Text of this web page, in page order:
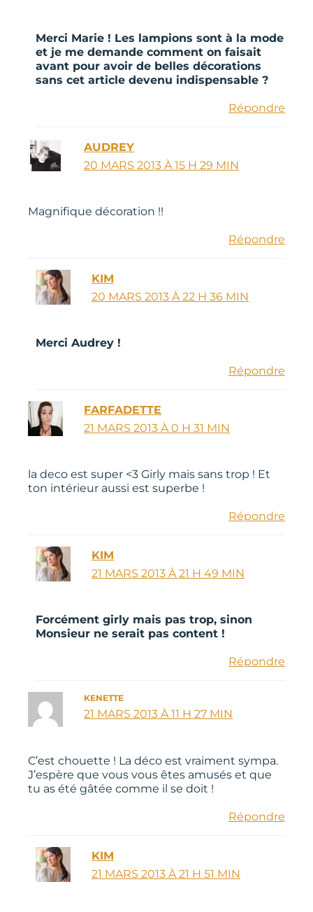
Merci Marie ! Les lampions sont à la mode
et je me demande comment on faisait
avant pour avoir de belles décorations
sans cet article devenu indispensable ?
Répondre
AUDREY
20 MARS 2013 À 15 H 29 MIN
Magnifique décoration !!
Répondre
KIM
20 MARS 2013 À 22 H 36 MIN
Merci Audrey !
Répondre
FARFADETTE
21 MARS 2013 À 0 H 31 MIN
la deco est super <3 Girly mais sans trop ! Et
ton intérieur aussi est superbe !
Répondre
KIM
21 MARS 2013 À 21 H 49 MIN
Forcément girly mais pas trop, sinon
Monsieur ne serait pas content !
Répondre
KENETTE
21 MARS 2013 À 11 H 27 MIN
C’est chouette ! La déco est vraiment sympa.
J’espère que vous vous êtes amusés et que
tu as été gâtée comme il se doit !
Répondre
KIM
21 MARS 2013 À 21 H 51 MIN